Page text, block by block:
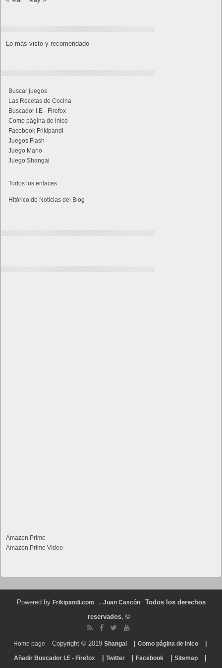
Lo más visto y recomendado
Buscar juegos
Las Recetas de Cocina
Buscador I.E - Firefox
Como página de inico
Facebook Frikipandi
Juegos Flash
Juego Mario
Juego Shangai
Todos los enlaces
Hitórico de Noticias del Blog
Amazon Prime
Amazon Prime Vídeo
Powered by Frikipandi.com . Juan Cascón
Todos los derechos
reservados. ©
Home page Copyright © 2019 Shangai | Como página de inico |
Añadir Buscador I.E - Firefox | Twitter | Facebook | Sitemap |